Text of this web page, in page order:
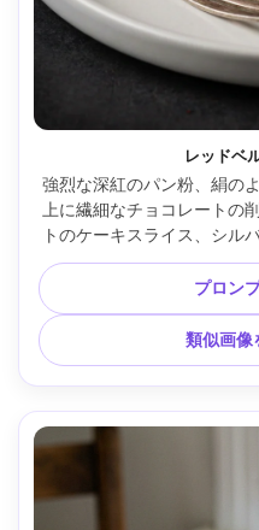
レッドベ
強烈な深紅のパン粉、絹の
上に繊細なチョコレートの
トのケーキスライス、シル
レートに置かれ、柔らか
明、Sony A1、85mm、f/
点を当て、フォトリアリス
--
プロン
類似画